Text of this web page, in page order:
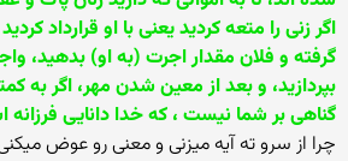
اگر زنى را متعه كرديد يعنى با او قرارداد
گرفته و فلان مقدار اجرت (به او) بدهيد،
بپردازيد، و بعد از معين شدن مهر، اگر به
گناهى بر شما نيست ، كه خدا دانايى فرزانه
چرا از سرو ته آیه میزنی و معنی رو عوض